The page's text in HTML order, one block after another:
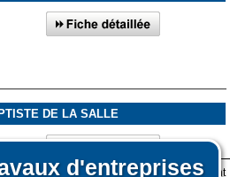
d'entreprises
DE LA SALLE
fichiers informatiques nommés cookies sont